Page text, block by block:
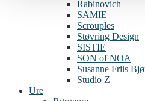
Rabinovich
SAMIE
Scrouples
Støvring Design
SISTIE
SON of NOA
Susanne Friis
Studio Z
Ure